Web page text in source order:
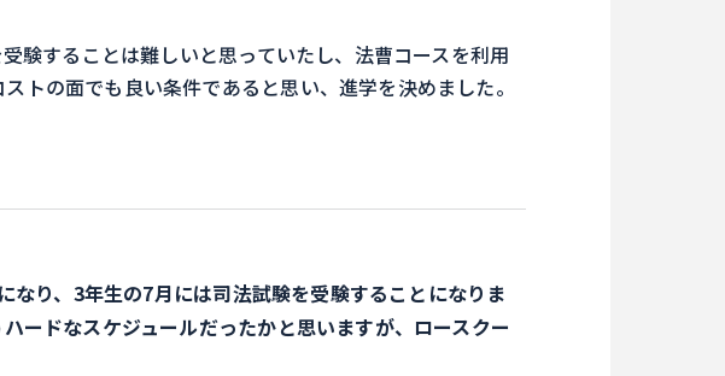
験することは難しいと思っていたし、法曹コースを利用
トの面でも良い条件であると思い、進学を決めました。
り、3年生の7月には司法試験を受験することになりま
ードなスケジュールだったかと思いますが、ロースクー